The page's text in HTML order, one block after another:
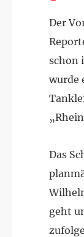
Der
schon
wurde
Das
geht